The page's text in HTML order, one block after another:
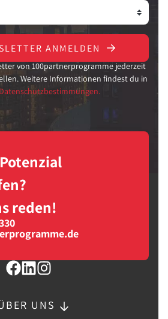
ANMELDEN
von 100partnerprogramme jederzeit
Weitere Informationen findest du in
Datenschutzbestimmungen.
reden!
UNS